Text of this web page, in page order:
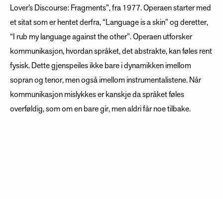
Lover’s Discourse: Fragments”, fra 1977. Operaen starter med
et sitat som er hentet derfra, “Language is a skin” og deretter,
“I rub my language against the other”. Operaen utforsker
kommunikasjon, hvordan språket, det abstrakte, kan føles rent
fysisk. Dette gjenspeiles ikke bare i dynamikken imellom
sopran og tenor, men også imellom instrumentalistene. Når
kommunikasjon mislykkes er kanskje da språket føles
overføldig, som om en bare gir, men aldri får noe tilbake.